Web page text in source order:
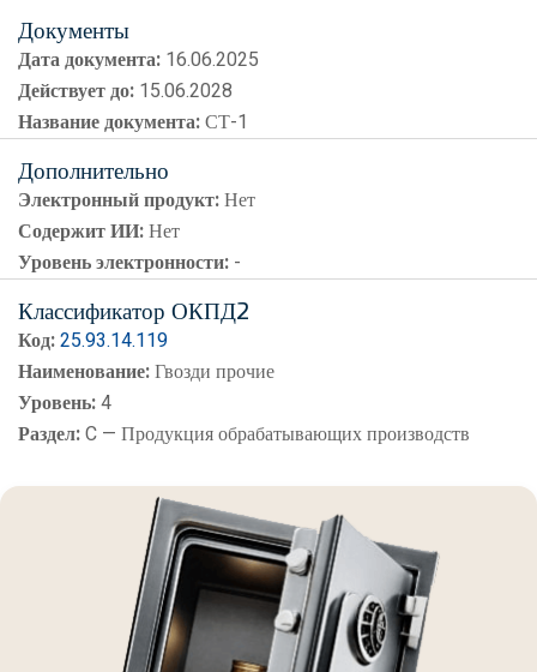
Документы
Дата документа: 16.06.2025
Действует до: 15.06.2028
Название документа:СТ-1
Дополнительно
Электронный продукт:Нет
Содержит ИИ:Нет
Уровень электронности: -
Классификатор ОКПД2
Код:25.93.14.119
Наименование:Гвозди прочие
Уровень:4
Раздел:C — Продукция обрабатывающих производств